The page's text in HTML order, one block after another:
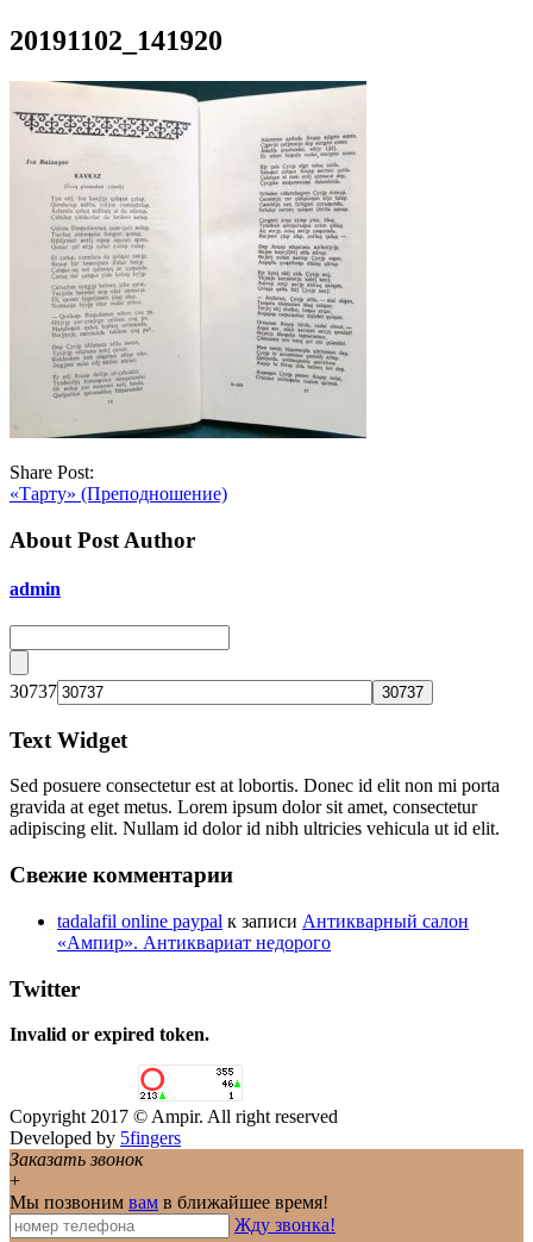
20191102_141920
Share Post:
«Тарту» (Преподношение)
About Post Author
admin
30737
Text Widget
Sed posuere consectetur est at lobortis. Donec id elit non mi porta
gravida at eget metus. Lorem ipsum dolor sit amet, consectetur
adipiscing elit. Nullam id dolor id nibh ultricies vehicula ut id elit.
Свежие комментарии
tadalafil online paypal к записи Антикварный салон
«Ампир». Антиквариат недорого
Twitter
Invalid or expired token.
Copyright 2017 © Ampir. All right reserved
Developed by 5fingers
Заказать звонок
+
Мы позвоним вам в ближайшее время!
Жду звонка!